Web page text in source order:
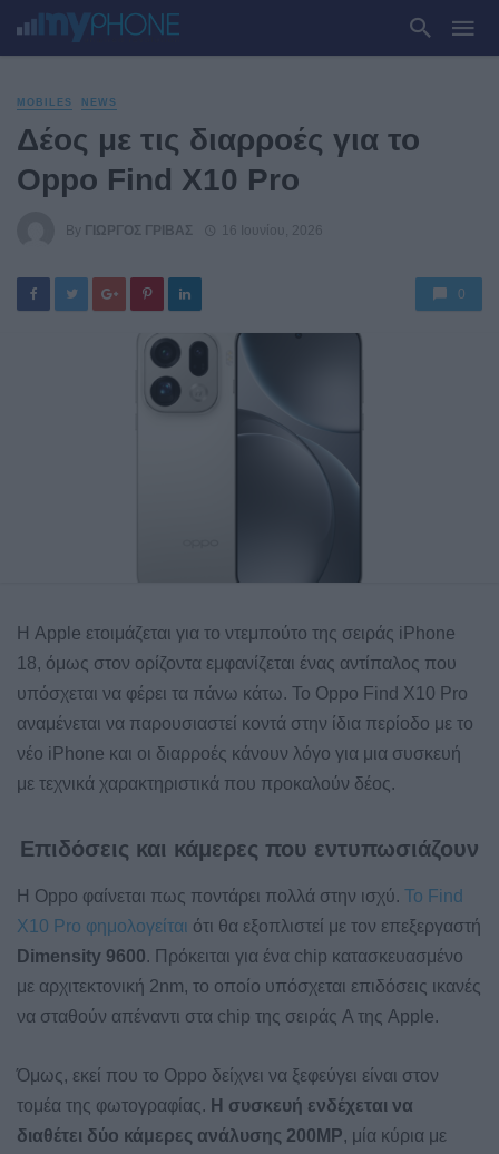
MOBILES NEWS
Δέος με τις διαρροές για το
Oppo Find X10 Pro
By ΓΙΏΡΓΟΣ ΓΡΊΒΑΣ 16 Ιουνίου, 2026
0
Η Apple ετοιμάζεται για το ντεμπούτο της σειράς iPhone
18, όμως στον ορίζοντα εμφανίζεται ένας αντίπαλος που
υπόσχεται να φέρει τα πάνω κάτω. Το Oppo Find X10 Pro
αναμένεται να παρουσιαστεί κοντά στην ίδια περίοδο με το
νέο iPhone και οι διαρροές κάνουν λόγο για μια συσκευή
με τεχνικά χαρακτηριστικά που προκαλούν δέος.
Επιδόσεις και κάμερες που εντυπωσιάζουν
Η Oppo φαίνεται πως ποντάρει πολλά στην ισχύ. Το Find
X10 Pro φημολογείται ότι θα εξοπλιστεί με τον επεξεργαστή
Dimensity 9600. Πρόκειται για ένα chip κατασκευασμένο
με αρχιτεκτονική 2nm, το οποίο υπόσχεται επιδόσεις ικανές
να σταθούν απέναντι στα chip της σειράς A της Apple.
Όμως, εκεί που το Oppo δείχνει να ξεφεύγει είναι στον
τομέα της φωτογραφίας. Η συσκευή ενδέχεται να
διαθέτει δύο κάμερες ανάλυσης 200MP, μία κύρια με